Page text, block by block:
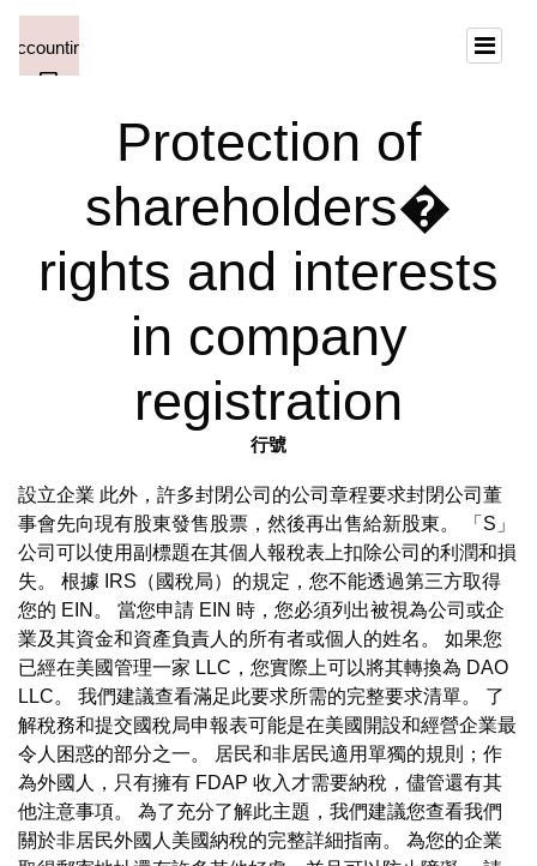
Protection of
shareholders�
rights and interests
in company
registration
行號
設立企業 此外，許多封閉公司的公司章程要求封閉公司董
事會先向現有股東發售股票，然後再出售給新股東。 「S」
公司可以使用副標題在其個人報稅表上扣除公司的利潤和損
失。 根據 IRS（國稅局）的規定，您不能透過第三方取得
您的 EIN。 當您申請 EIN 時，您必須列出被視為公司或企
業及其資金和資產負責人的所有者或個人的姓名。 如果您
已經在美國管理一家 LLC，您實際上可以將其轉換為 DAO
LLC。 我們建議查看滿足此要求所需的完整要求清單。 了
解稅務和提交國稅局申報表可能是在美國開設和經營企業最
令人困惑的部分之一。 居民和非居民適用單獨的規則；作
為外國人，只有擁有 FDAP 收入才需要納稅，儘管還有其
他注意事項。 為了充分了解此主題，我們建議您查看我們
關於非居民外國人美國納稅的完整詳細指南。 為您的企業